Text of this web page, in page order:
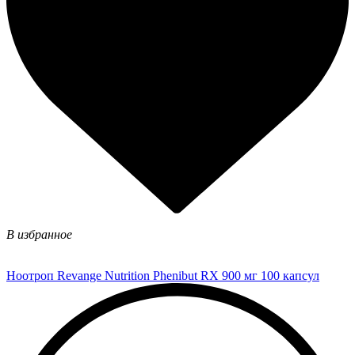
В избранное
Ноотроп Revange Nutrition Phenibut RX 900 мг 100 капсул